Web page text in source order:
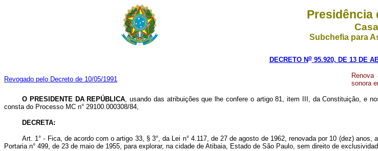
Presidência
Subchefia para
DECRETO No95.920, DE 13 DE
Revogado pelo Decreto de 10/05/1991
sonora
O PRESIDENTE DA REPÚBLICA, usando das atribuições que lhe confere o artigo 81, item III, da Constituição, e
consta do Processo MC n° 29100.000308/84,
DECRETA:
Art. 1° - Fica, de acordo com o artigo 33, § 3°, da Lei n° 4.117, de 27 de agosto de 1962, renovada por 10 (dez)
Portaria n° 499, de 23 de maio de 1955, para explorar, na cidade de Atibaia, Estado de São Paulo, sem direito de